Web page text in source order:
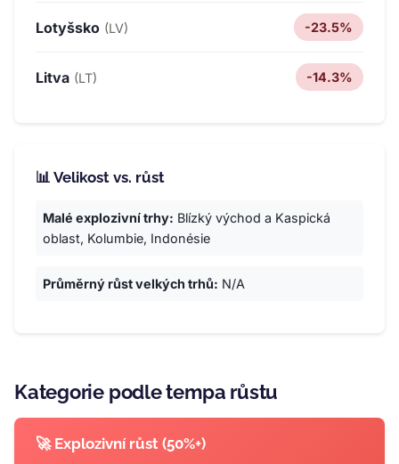
Lotyšsko (LV) -23.5%
Litva (LT) -14.3%
📊 Velikost vs. růst
Malé explozivní trhy: Blízký východ a Kaspická
oblast, Kolumbie, Indonésie
Průměrný růst velkých trhů: N/A
Kategorie podle tempa růstu
🚀 Explozivní růst (50%+)